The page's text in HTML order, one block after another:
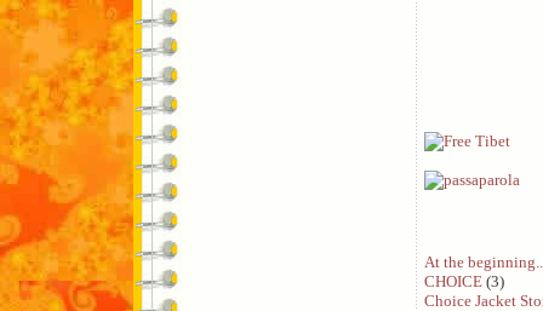
At the
CHOICE (3)
Choice Jacket